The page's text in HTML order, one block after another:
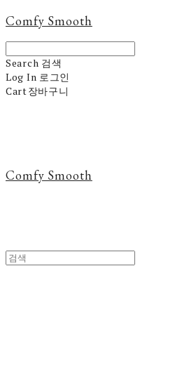
Comfy Smooth
Search 검색
Log In 로그인
Cart장바구니
Comfy Smooth